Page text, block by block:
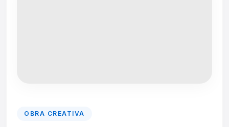
OBRA CREATIVA